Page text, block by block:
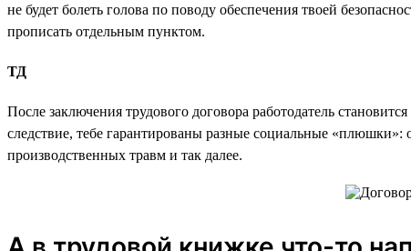
не будет болеть голова по поводу обеспечения твоей
прописать отдельным пунктом.
ТД
После заключения трудового договора работодатель
следствие, тебе гарантированы разные социальные
производственных травм и так далее.